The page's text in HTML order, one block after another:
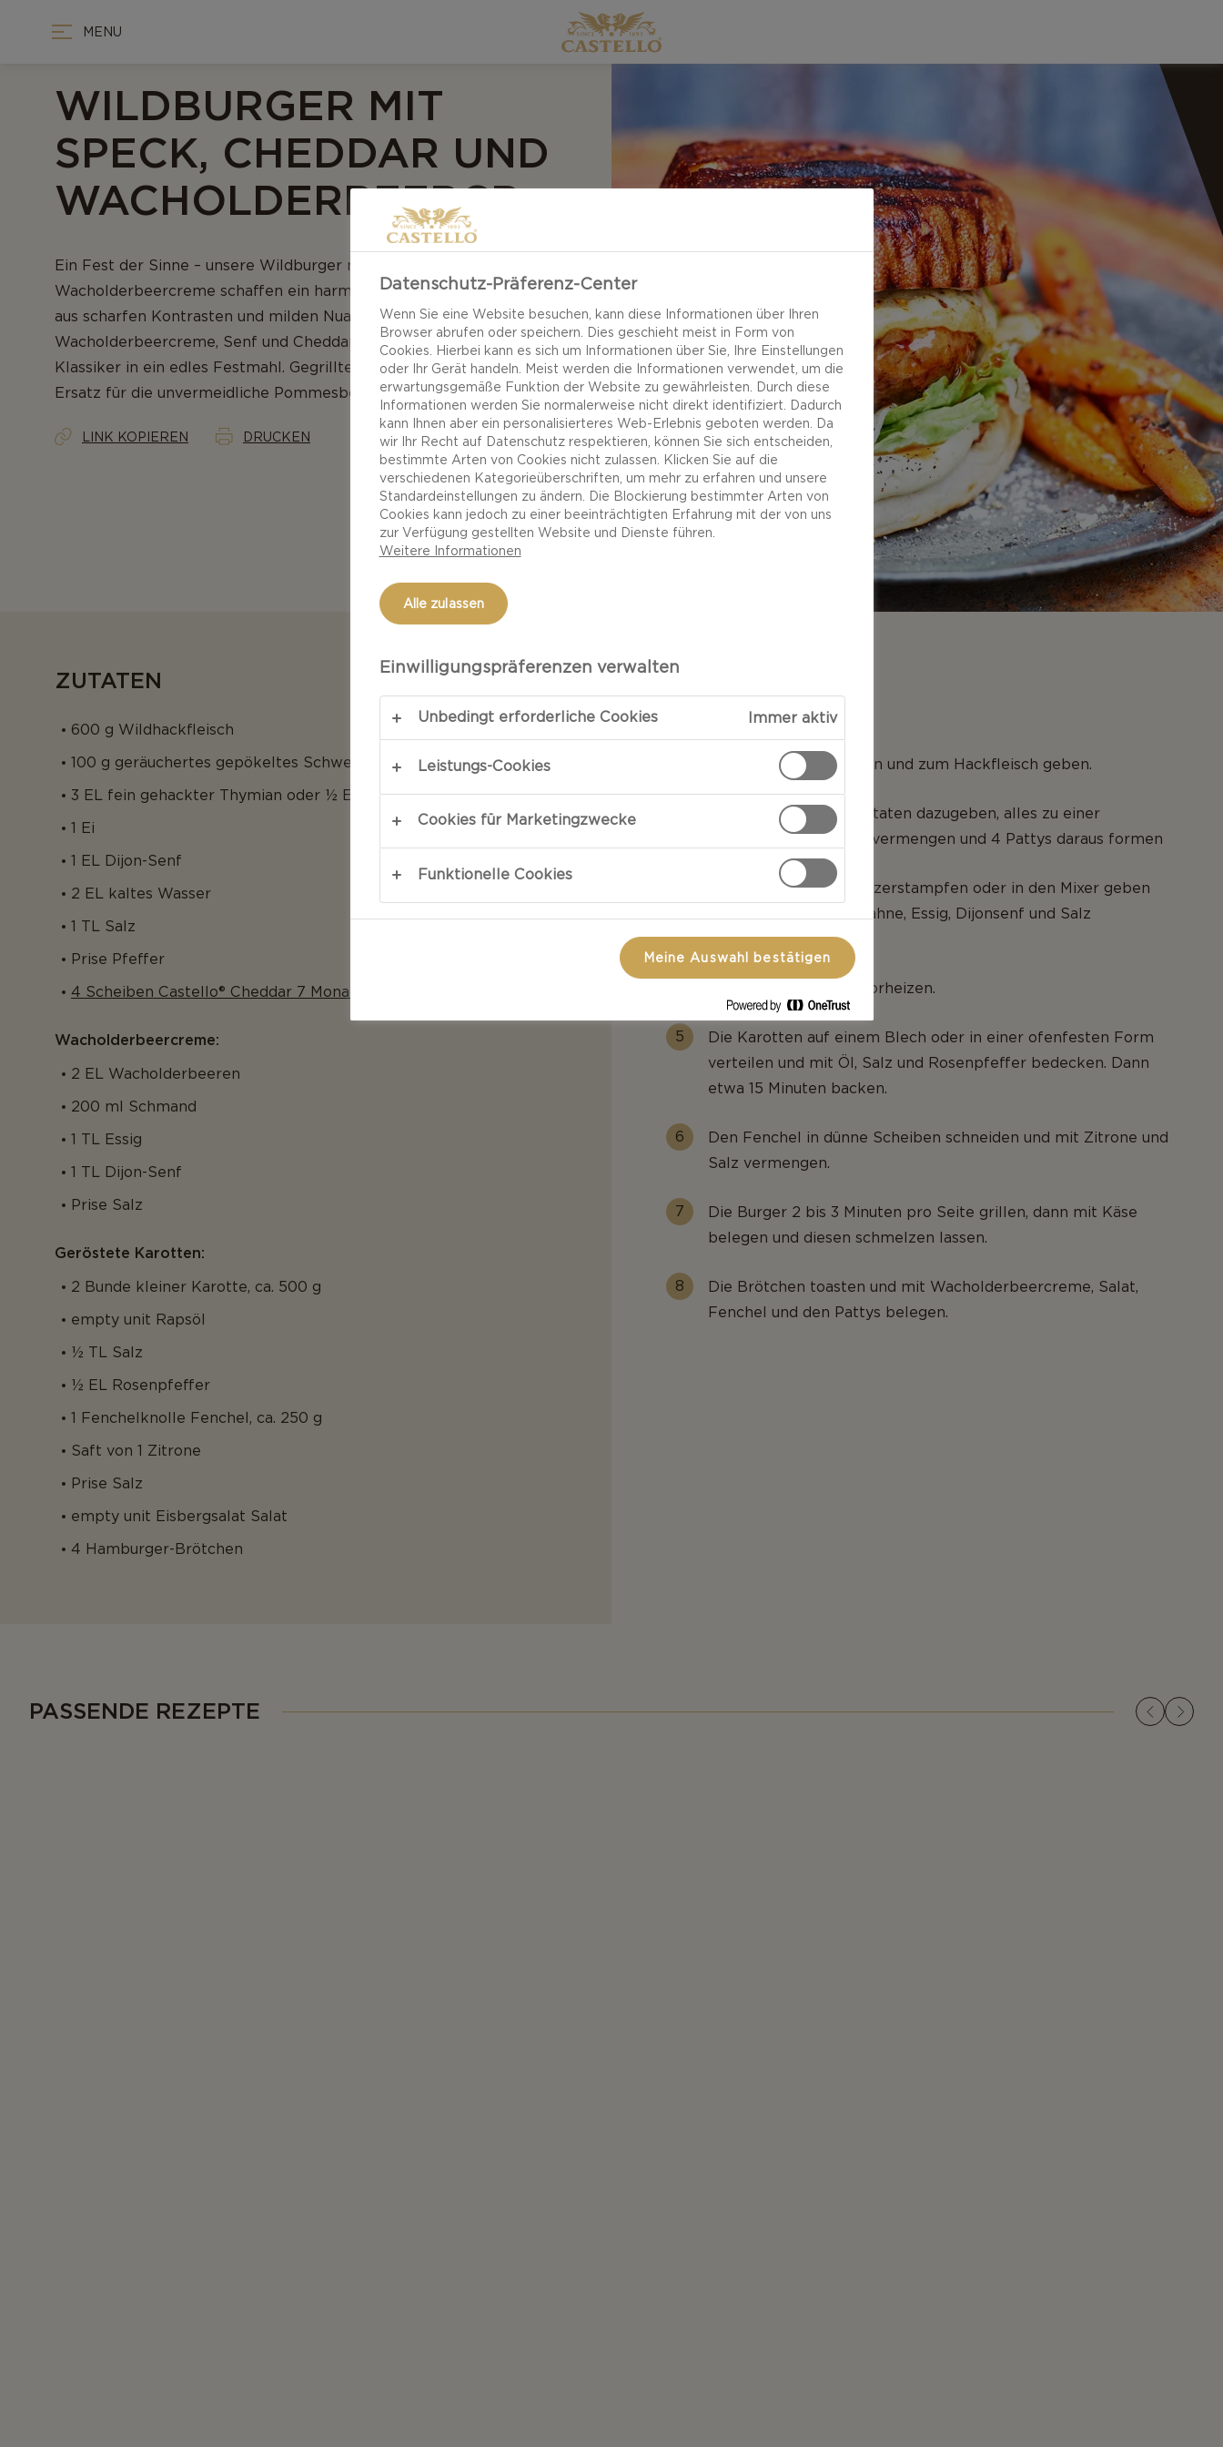
MENU
WILDBURGER MIT
SPECK, CHEDDAR UND
WACHOLDERBEERCREME
Ein Fest der Sinne – unsere Wildburger mit Speck, Cheddar und
Wacholderbeercreme schaffen ein harmonisches Zusammenspiel
aus scharfen Kontrasten und milden Nuancen.
Wacholderbeercreme, Senf und Cheddar auf Wild verwandeln den
Klassiker in ein edles Festmahl. Gegrillte Karotten fungieren als
Ersatz für die unvermeidliche Pommesbeilage.
LINK KOPIEREN DRUCKEN
ZUTATEN
600 g Wildhackfleisch
100 g geräuchertes gepökeltes Schweinefleisch
3 EL fein gehackter Thymian oder ½ EL getrockneter
1 Ei
1 EL Dijon-Senf
2 EL kaltes Wasser
1 TL Salz
Prise Pfeffer
4 Scheiben Castello® Cheddar 7 Monate Gereift
Wacholderbeercreme:
2 EL Wacholderbeeren
200 ml Schmand
1 TL Essig
1 TL Dijon-Senf
Prise Salz
Geröstete Karotten:
2 Bunde kleiner Karotte, ca. 500 g
empty unit Rapsöl
½ TL Salz
½ EL Rosenpfeffer
1 Fenchelknolle Fenchel, ca. 250 g
Saft von 1 Zitrone
Prise Salz
empty unit Eisbergsalat Salat
4 Hamburger-Brötchen
ZUBEREITUNG
Den Speck fein würfeln und zum Hackfleisch geben.
Dann die restlichen Zutaten dazugeben, alles zu einer
geschmeidigen Masse vermengen und 4 Pattys daraus formen
Die Wacholderbeeren zerstampfen oder in den Mixer geben
und dann mit saurer Sahne, Essig, Dijonsenf und Salz
vermischen.
Den Ofen auf 175 °C vorheizen.
Die Karotten auf einem Blech oder in einer ofenfesten Form
verteilen und mit Öl, Salz und Rosenpfeffer bedecken. Dann
etwa 15 Minuten backen.
Den Fenchel in dünne Scheiben schneiden und mit Zitrone und
Salz vermengen.
Die Burger 2 bis 3 Minuten pro Seite grillen, dann mit Käse
belegen und diesen schmelzen lassen.
Die Brötchen toasten und mit Wacholderbeercreme, Salat,
Fenchel und den Pattys belegen.
PASSENDE REZEPTE
Datenschutz-Präferenz-Center
Wenn Sie eine Website besuchen, kann diese Informationen über Ihren
Browser abrufen oder speichern. Dies geschieht meist in Form von
Cookies. Hierbei kann es sich um Informationen über Sie, Ihre Einstellungen
oder Ihr Gerät handeln. Meist werden die Informationen verwendet, um die
erwartungsgemäße Funktion der Website zu gewährleisten. Durch diese
Informationen werden Sie normalerweise nicht direkt identifiziert. Dadurch
kann Ihnen aber ein personalisierteres Web-Erlebnis geboten werden. Da
wir Ihr Recht auf Datenschutz respektieren, können Sie sich entscheiden,
bestimmte Arten von Cookies nicht zulassen. Klicken Sie auf die
verschiedenen Kategorieüberschriften, um mehr zu erfahren und unsere
Standardeinstellungen zu ändern. Die Blockierung bestimmter Arten von
Cookies kann jedoch zu einer beeinträchtigten Erfahrung mit der von uns
zur Verfügung gestellten Website und Dienste führen.
Weitere Informationen
Alle zulassen
Einwilligungspräferenzen verwalten
Unbedingt erforderliche Cookies Immer aktiv
Leistungs-Cookies
Cookies für Marketingzwecke
Funktionelle Cookies
Meine Auswahl bestätigen